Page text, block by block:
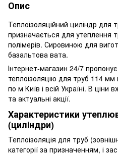
Опис
Теплоізоляційний циліндр
призначається для утеплення
полімерів. Сировиною для
базальтова вата.
Інтернет-магазин 24/7
теплоізоляцію для труб 114
по м Київ і всій Україні. В ціни
та актуальні акції.
Характеристики
(циліндри)
Теплоізоляція для труб
категорії за призначенням, і